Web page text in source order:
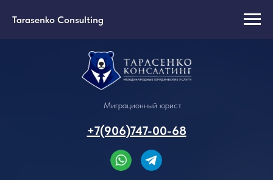
Tarasenko Consulting
Миграционный юрист
+7(906)747-00-68